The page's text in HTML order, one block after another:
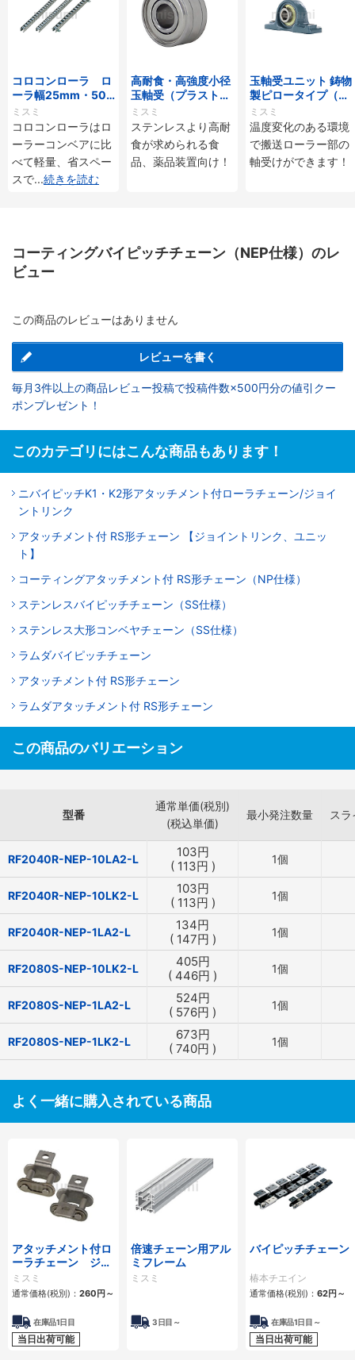
コロコンローラ ロ
ーラ幅25mm・50
mmタイプ
ミスミ
コロコンローラはロ
ーラーコンベアに比
べて軽量、省スペー
スで...続きを読む
高耐食・高強度小径
玉軸受（プラストロ
ベアリング）
ミスミ
ステンレスより高耐
食が求められる食
品、薬品装置向け！
玉軸受ユニット 鋳物
製ピロータイプ（耐
熱用）
ミスミ
温度変化のある環境
で搬送ローラー部の
軸受けができます！
コーティングバイピッチチェーン（NEP仕様）のレ
ビュー
この商品のレビューはありません
レビューを書く
毎月3件以上の商品レビュー投稿で投稿件数×500円分の値引クー
ポンプレゼント！
このカテゴリにはこんな商品もあります！
ニバイピッチK1・K2形アタッチメント付ローラチェーン/ジョイ
ントリンク
アタッチメント付 RS形チェーン 【ジョイントリンク、ユニッ
ト】
コーティングアタッチメント付 RS形チェーン（NP仕様）
ステンレスバイピッチチェーン（SS仕様）
ステンレス大形コンベヤチェーン（SS仕様）
ラムダバイピッチチェーン
アタッチメント付 RS形チェーン
ラムダアタッチメント付 RS形チェーン
この商品のバリエーション
型番
通常単価(税別)
(税込単価)
最小発注数量 ス
RF2040R-NEP-10LA2-L 103円
( 113円 ) 1個
RF2040R-NEP-10LK2-L 103円
( 113円 ) 1個
RF2040R-NEP-1LA2-L 134円
( 147円 ) 1個
RF2080S-NEP-10LK2-L 405円
( 446円 ) 1個
RF2080S-NEP-1LA2-L 524円
( 576円 ) 1個
RF2080S-NEP-1LK2-L 673円
( 740円 ) 1個
よく一緒に購入されている商品
アタッチメント付ロ
ーラチェーン ジョ
イントリンク
ミスミ
通常価格(税別)： 260円～
在庫品1日目
当日出荷可能
倍速チェーン用アル
ミフレーム
ミスミ
3日目～
バイピッチチェーン
椿本チエイン
通常価格(税別)： 62円～
在庫品1日目～
当日出荷可能